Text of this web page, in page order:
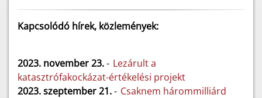
Kapcsolódó hírek, közlemények:
2023. november 23.- Lezárult a
katasztrófakockázat-értékelési projekt
2023. szeptember 21.- Csaknem hárommilliárd